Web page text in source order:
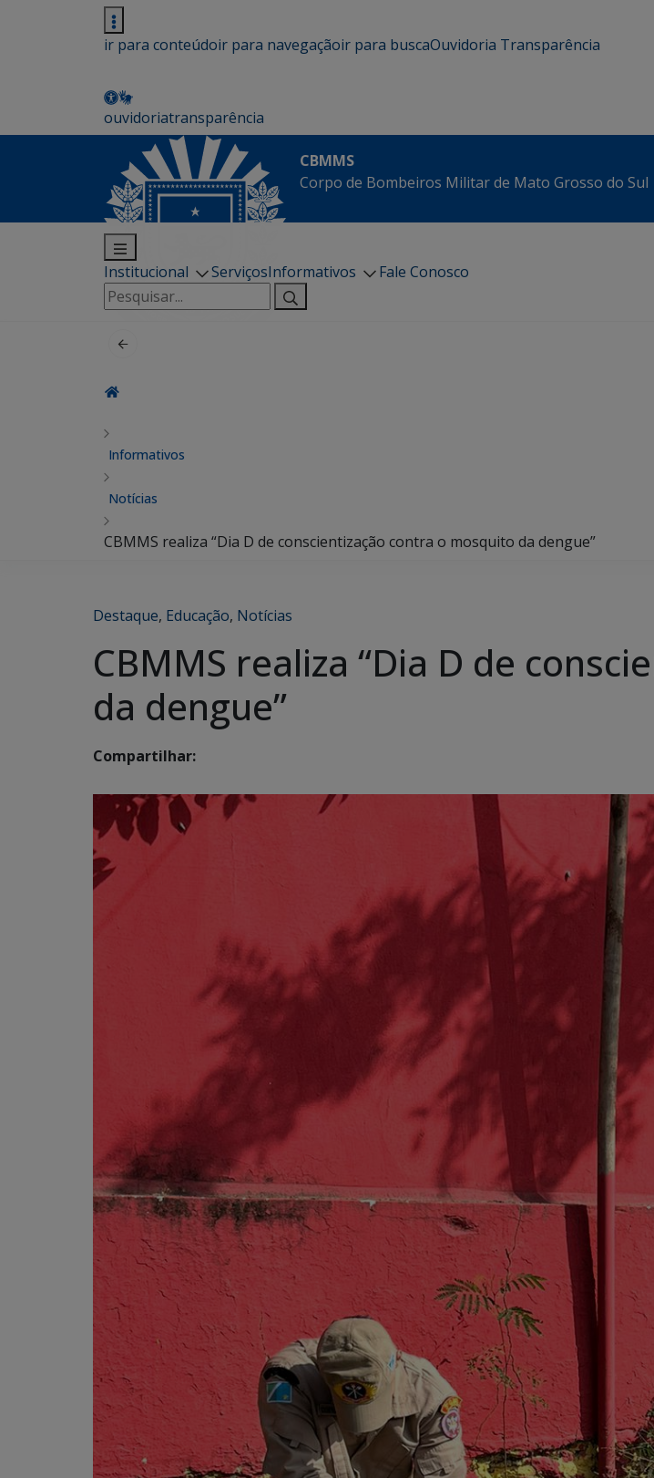
ir para conteúdoir para navegaçãoir para buscaOuvidoria Transparência
ouvidoriatransparência
CBMMS
Corpo de Bombeiros Militar de Mato Grosso do Sul
Institucional ServiçosInformativos
Fale Conosco
Pesquisar
por:
Informativos
Notícias
CBMMS realiza “Dia D de conscientização contra o mosquito da dengue”
Destaque, Educação, Notícias
CBMMS realiza “Dia D de
da dengue”
Compartilhar: